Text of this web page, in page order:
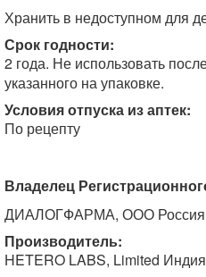
Хранить в недоступном для
Срок годности:
2 года. Не использовать
указанного на упаковке.
Условия отпуска из аптек:
По рецепту
Владелец
ДИАЛОГФАРМА, ООО Россия
Производитель:
HETERO LABS, Limited Индия